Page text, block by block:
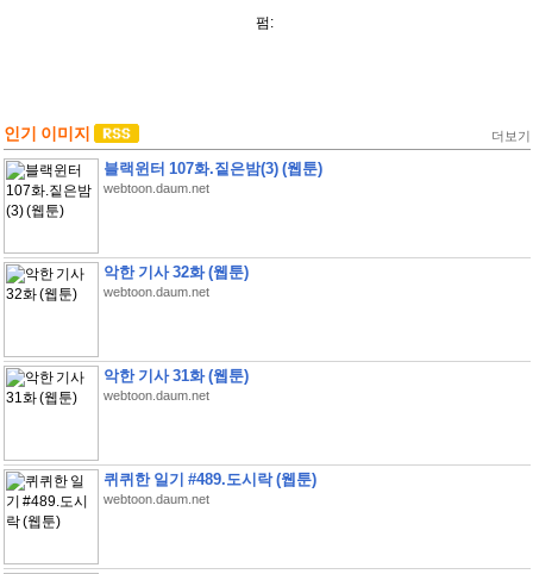
펌:
인기 이미지 더보기
블랙윈터 107화.짙은밤(3) (웹툰)
webtoon.daum.net
악한 기사 32화 (웹툰)
webtoon.daum.net
악한 기사 31화 (웹툰)
webtoon.daum.net
퀴퀴한 일기 #489.도시락 (웹툰)
webtoon.daum.net